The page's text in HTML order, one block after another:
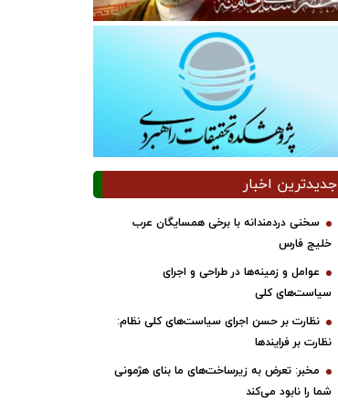
جدیدترین اخبار
سخنی دردمندانه با برخی همسایگان عرب
خلیج فارس
عوامل و زمینه‌ها در طراحی و اجرای
سیاست‌های کلی
نظارت بر حسن اجرای سیاست‌های کلی نظام:
نظارت بر فرایندها
مخبر: تعرض به زیرساخت‌های ما بنای هژمونی
شما را نابود می‌کند